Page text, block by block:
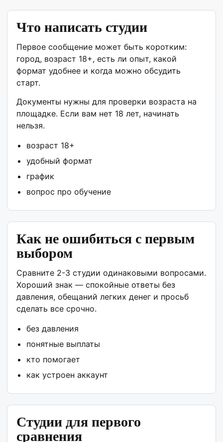
Что написать студии
Первое сообщение может быть коротким:
город, возраст 18+, есть ли опыт, какой
формат удобнее и когда можно обсудить
старт.
Документы нужны для проверки возраста на
площадке. Если вам нет 18 лет, начинать
нельзя.
возраст 18+
удобный формат
график
вопрос про обучение
Как не ошибиться с первым
выбором
Сравните 2-3 студии одинаковыми вопросами.
Хороший знак — спокойные ответы без
давления, обещаний легких денег и просьб
сделать все срочно.
без давления
понятные выплаты
кто помогает
как устроен аккаунт
Студии для первого
сравнения